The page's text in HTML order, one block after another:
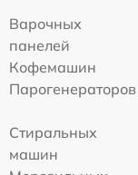
Варочных
панелей
Кофемашин
Парогенераторов
Стиральных
машин